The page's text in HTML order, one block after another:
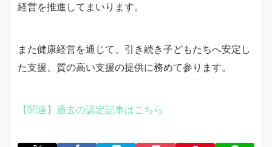
経営を推進してまいります。
また健康経営を通じて、引き続き子どもたちへ安定し
た支援、質の高い支援の提供に務めて参ります。
【関連】過去の認定記事はこちら